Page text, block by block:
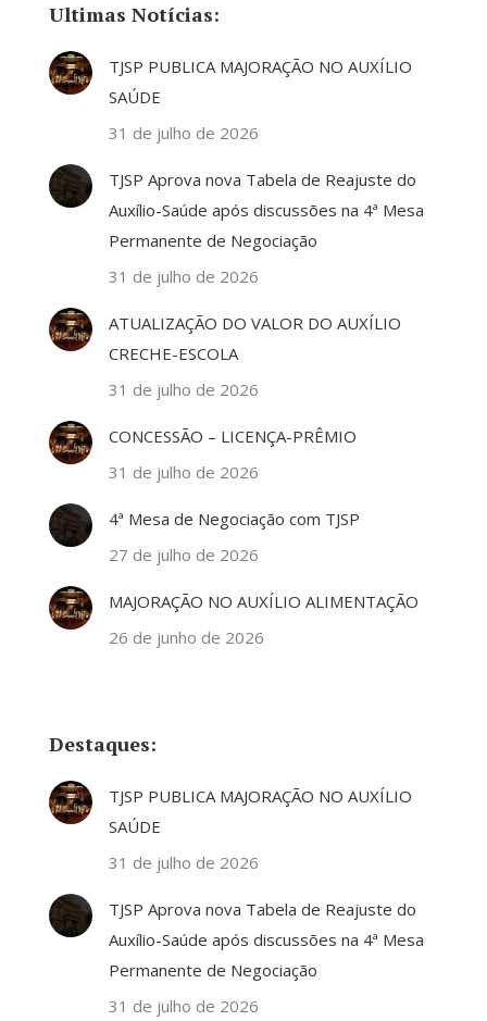
Ultimas Notícias:
TJSP PUBLICA MAJORAÇÃO NO AUXÍLIO
SAÚDE
31 de julho de 2026
TJSP Aprova nova Tabela de Reajuste do
Auxílio-Saúde após discussões na 4ª Mesa
Permanente de Negociação
31 de julho de 2026
ATUALIZAÇÃO DO VALOR DO AUXÍLIO
CRECHE-ESCOLA
31 de julho de 2026
CONCESSÃO – LICENÇA-PRÊMIO
31 de julho de 2026
4ª Mesa de Negociação com TJSP
27 de julho de 2026
MAJORAÇÃO NO AUXÍLIO ALIMENTAÇÃO
26 de junho de 2026
Destaques:
TJSP PUBLICA MAJORAÇÃO NO AUXÍLIO
SAÚDE
31 de julho de 2026
TJSP Aprova nova Tabela de Reajuste do
Auxílio-Saúde após discussões na 4ª Mesa
Permanente de Negociação
31 de julho de 2026